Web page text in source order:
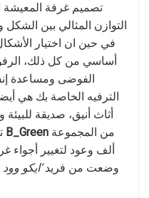
تصميم غرفة المعيشة
التوازن المثالي بين الشكل
في حين ان اختيار
أساسي من كل ذلك،
الفوضى ومساعدة
الترفيه الخاصة بك هي
أثاث أنيق، صديقة
النظام يوم B_Green
ألف وعود لتغيير أجواء
وضعت من فريد‘ايكو وود